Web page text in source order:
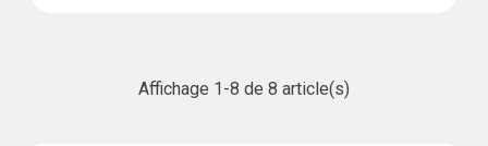
Affichage 1-8 de 8 article(s)